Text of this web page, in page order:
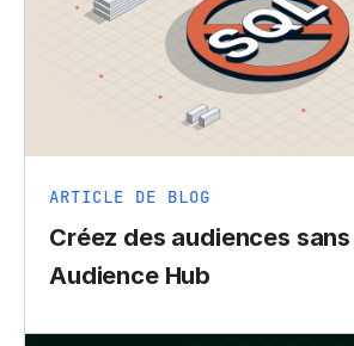
ARTICLE DE BLOG
Créez des audiences
Audience Hub